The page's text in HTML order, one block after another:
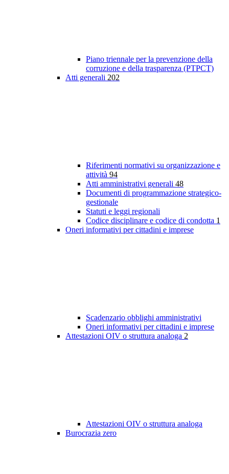
Piano triennale per la prevenzione della
corruzione e della trasparenza (PTPCT)
Atti generali 202
Riferimenti normativi su organizzazione e
attività 94
Atti amministrativi generali 48
Documenti di programmazione strategico-
gestionale
Statuti e leggi regionali
Codice disciplinare e codice di condotta 1
Oneri informativi per cittadini e imprese
Scadenzario obblighi amministrativi
Oneri informativi per cittadini e imprese
Attestazioni OIV o struttura analoga 2
Attestazioni OIV o struttura analoga
Burocrazia zero